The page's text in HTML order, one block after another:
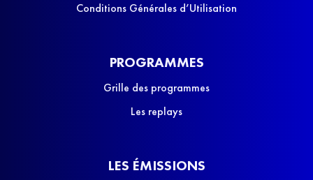
Conditions Générales d’Utilisation
PROGRAMMES
Grille des programmes
Les replays
LES ÉMISSIONS